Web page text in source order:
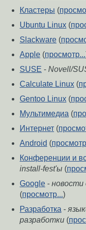
Кластеры (
Ubuntu Linux (
Slackware (
Apple (просмотр...
SUSE - Novell/
Calculate Linux (
Gentoo Linux (
Мультимедиа (
Интернет (
Android (
Конференции и
install-fest'ы (
Google - новости
(просмотр...)
Разработка -
разработки (